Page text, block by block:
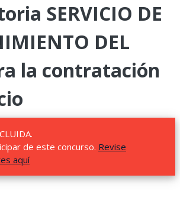
SERVICIO DE
DEL
la contratación
de este concurso. Revise
aquí